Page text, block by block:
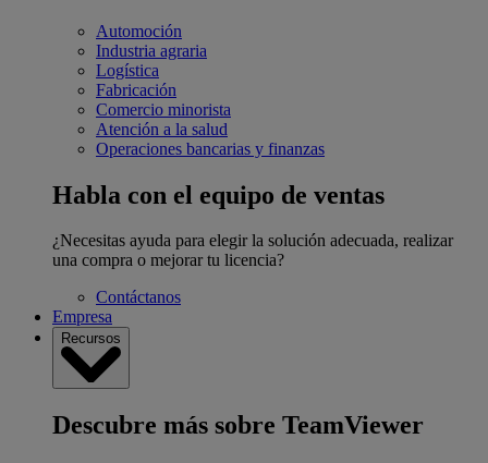
Automoción
Industria agraria
Logística
Fabricación
Comercio minorista
Atención a la salud
Operaciones bancarias y finanzas
Habla con el equipo de ventas
¿Necesitas ayuda para elegir la solución adecuada, realizar
una compra o mejorar tu licencia?
Contáctanos
Empresa
Recursos
Descubre más sobre TeamViewer